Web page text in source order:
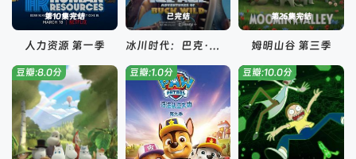
第10集完结
人力资源 第一季
已完结
冰川时代：巴克·怀尔德的冒险之旅
第26集完结
姆明山谷 第三季
豆瓣:8.0分 豆瓣:1.0分 豆瓣:10.0分